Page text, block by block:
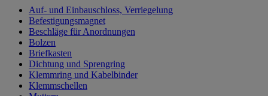
Auf- und Einbauschloss, Verriegelung
Befestigungsmagnet
Beschläge für Anordnungen
Bolzen
Briefkasten
Dichtung und Sprengring
Klemmring und Kabelbinder
Klemmschellen